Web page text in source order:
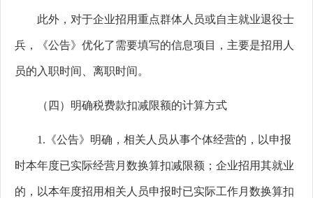
此外，对于企业招用重点群体人员或自主就业退役士
兵，《公告》优化了需要填写的信息项目，主要是招用人
员的入职时间、离职时间。
（四）明确税费款扣减限额的计算方式
1. 《公告》明确，相关人员从事个体经营的，以申报
时本年度已实际经营月数换算扣减限额；企业招用其就业
的，以本年度招用相关人员申报时已实际工作月数换算扣